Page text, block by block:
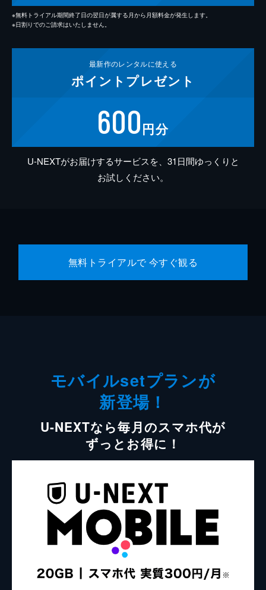
※無料トライアル期間終了日の翌日が属する月から月額料金が発生します。
※日割りでのご請求はいたしません。
最新作のレンタルに使える
ポイント プレゼント
600円分
U-NEXTがお届けするサービスを、31日間ゆっくりと
お試しください。
無料トライアルで 今すぐ観る
モバイルsetプランが
新登場！
U-NEXTなら毎月のスマホ代が
ずっとお得に！